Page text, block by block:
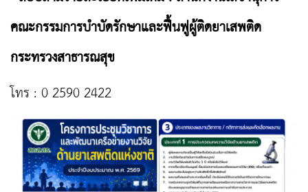
คณะกรรมการบำบัดรักษาและฟื้นฟูผู้ติดยาเสพติด
กระทรวงสาธารณสุข
โทร : 0 2590 2422